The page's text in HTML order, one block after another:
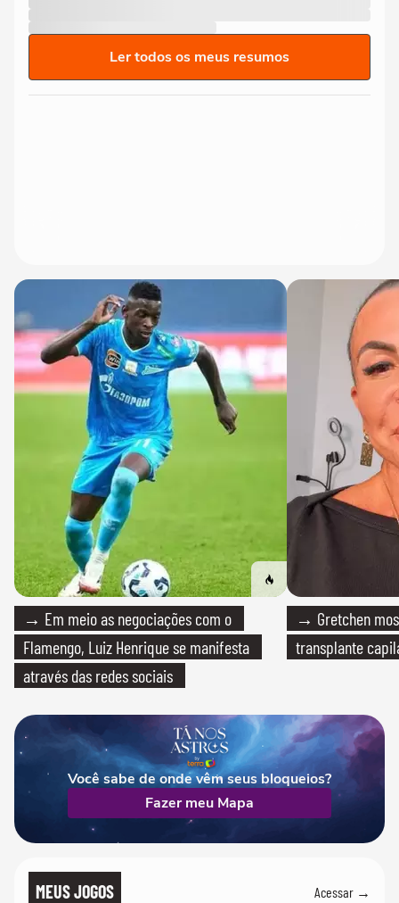
Ler todos os meus resumos
→ Em meio as negociações com o
Flamengo, Luiz Henrique se manifesta
através das redes sociais
→ Gretchen
transplante
Você sabe de onde vêm seus bloqueios?
Fazer meu Mapa
MEUS JOGOS Acessar →